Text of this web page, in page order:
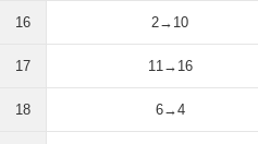
16 2→10
17 11→16
18 6→4